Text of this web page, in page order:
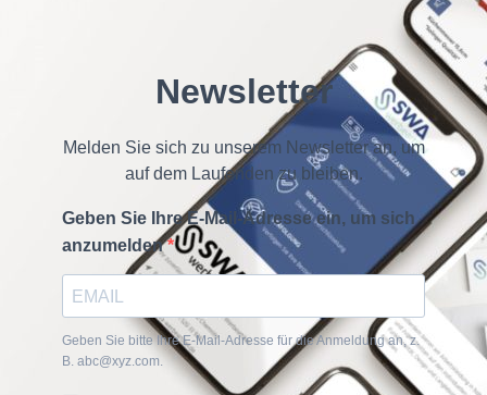
Newsletter
Melden Sie sich zu unserem Newsletter an, um
auf dem Laufenden zu bleiben.
Geben Sie Ihre E-Mail-Adresse ein, um sich
anzumelden
Geben Sie bitte Ihre E-Mail-Adresse für die Anmeldung an, z.
B. abc@xyz.com.